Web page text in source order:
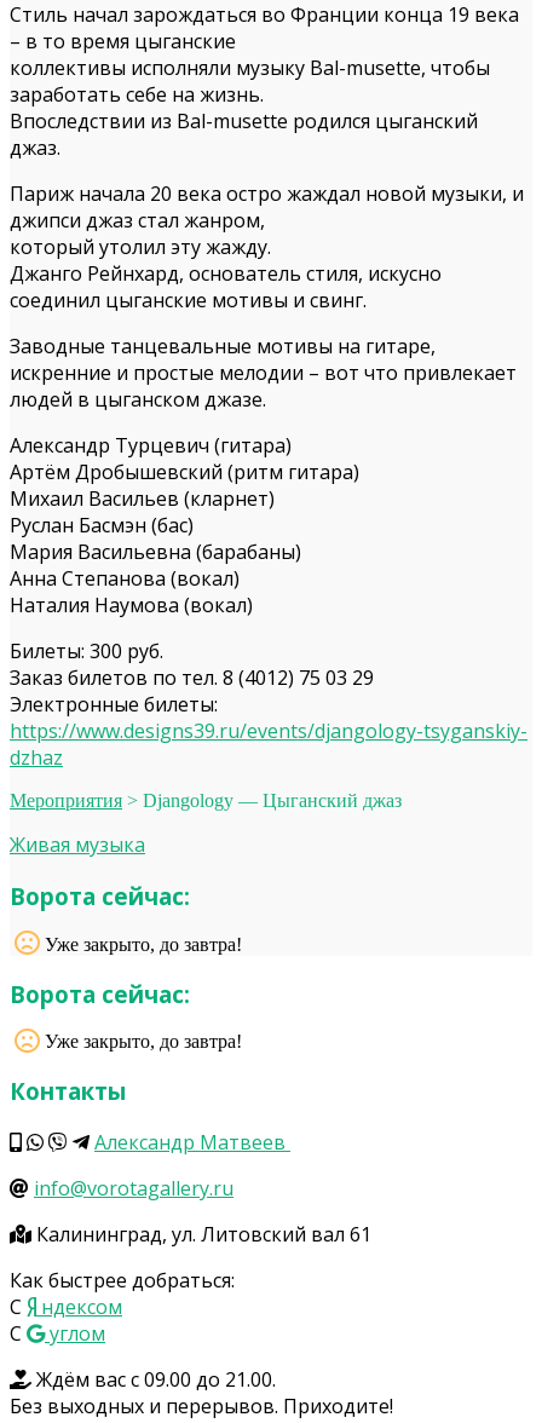
Стиль начал зарождаться во Франции конца 19 века
– в то время цыганские
коллективы исполняли музыку Bal-musette, чтобы
заработать себе на жизнь.
Впоследствии из Bal-musette родился цыганский
джаз.
Париж начала 20 века остро жаждал новой музыки, и
джипси джаз стал жанром,
который утолил эту жажду.
Джанго Рейнхард, основатель стиля, искусно
соединил цыганские мотивы и свинг.
Заводные танцевальные мотивы на гитаре,
искренние и простые мелодии – вот что привлекает
людей в цыганском джазе.
Александр Турцевич (гитара)
Артём Дробышевский (ритм гитара)
Михаил Васильев (кларнет)
Руслан Басмэн (бас)
Мария Васильевна (барабаны)
Анна Степанова (вокал)
Наталия Наумова (вокал)
Билеты: 300 руб.
Заказ билетов по тел. 8 (4012) 75 03 29
Электронные билеты:
https://www.designs39.ru/events/djangology-tsyganskiy-
dzhaz
Мероприятия > Djangology — Цыганский джаз
Живая музыка
Ворота сейчас:
Уже закрыто, до завтра!
Ворота сейчас:
Уже закрыто, до завтра!
Контакты
Александр Матвеев
info@vorotagallery.ru
Калининград, ул. Литовский вал 61
Как быстрее добраться:
С
ндексом
С
углом
Ждём вас с 09.00 до 21.00.
Без выходных и перерывов. Приходите!